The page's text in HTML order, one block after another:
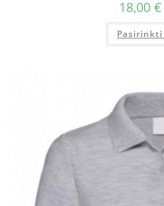
18,00 €
Pasirinkti